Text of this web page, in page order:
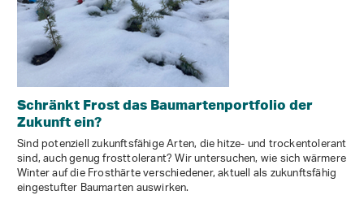
Schränkt Frost das Baumartenportfolio der
Zukunft ein?
Sind potenziell zukunftsfähige Arten, die hitze- und trockentolerant
sind, auch genug frosttolerant? Wir untersuchen, wie sich wärmere
Winter auf die Frosthärte verschiedener, aktuell als zukunftsfähig
eingestufter Baumarten auswirken.